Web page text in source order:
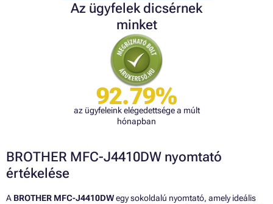
Az ügyfelek dicsérnek
minket
92.79%
az ügyfeleink elégedettsége a múlt
hónapban
BROTHER MFC-J4410DW nyomtató
értékelése
A BROTHER MFC-J4410DWegy sokoldalú nyomtató, amely ideális